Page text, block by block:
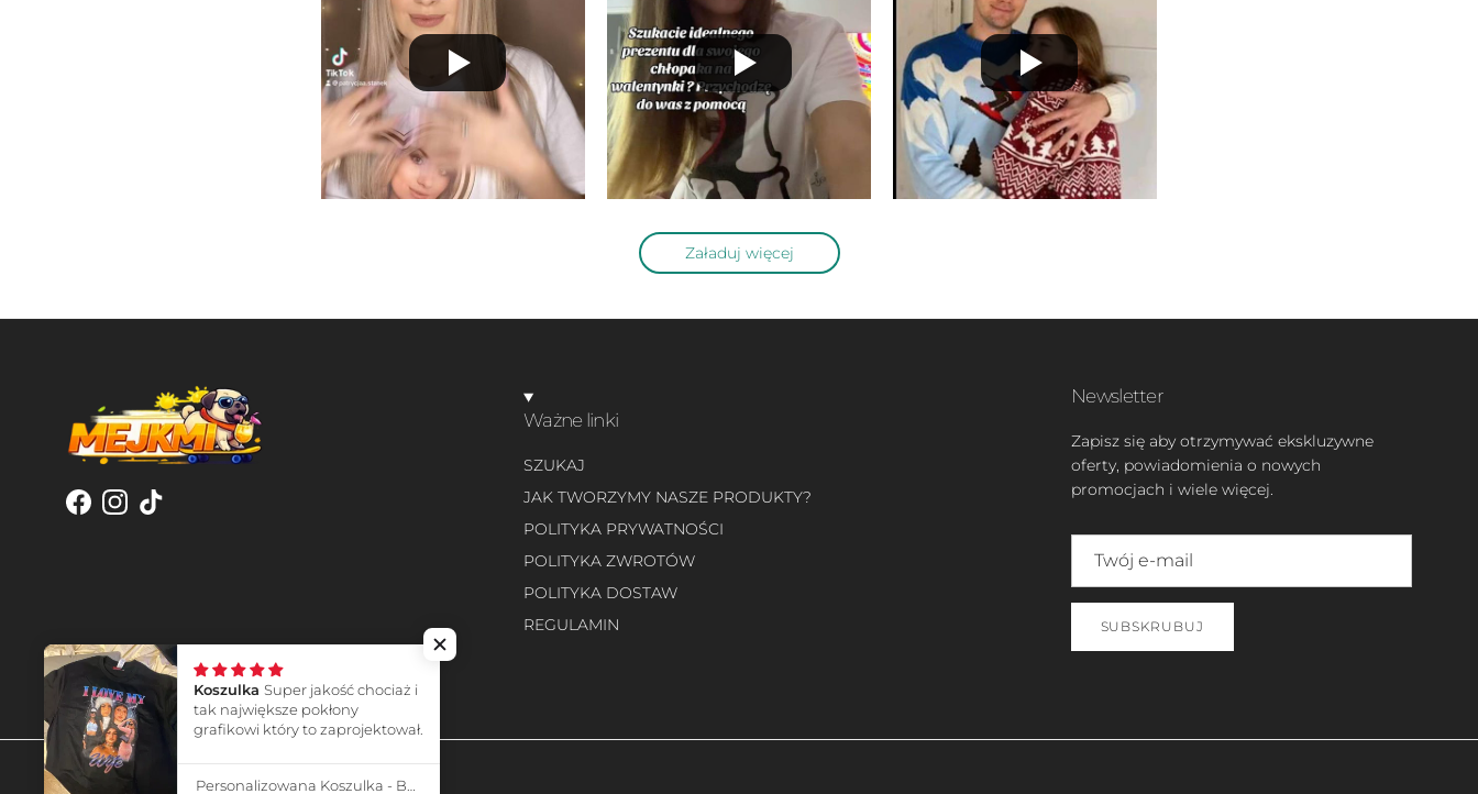
Załaduj więcej
Facebook
Instagram
TikTok
Ważne linki
SZUKAJ
JAK TWORZYMY NASZE PRODUKTY?
POLITYKA PRYWATNOŚCI
POLITYKA ZWROTÓW
POLITYKA DOSTAW
REGULAMIN
Newsletter
Zapisz się aby otrzymywać ekskluzywne
oferty, powiadomienia o nowych
promocjach i wiele więcej.
SUBSKRUBUJ
KoszulkaSuper jakość chociaż i
tak największe pokłony
grafikowi który to zaprojektował.